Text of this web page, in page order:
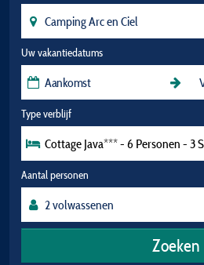
Uw vakantiedatums
Type verblijf
Cottage Java*** - 6
Aantal personen
Zoeken